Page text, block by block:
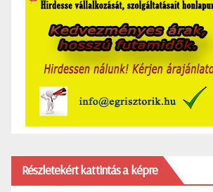
Részletekért kattintás a képre